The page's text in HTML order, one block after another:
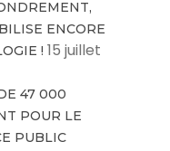
ENCORE
! 15 juillet
47 000
POUR LE
PUBLIC